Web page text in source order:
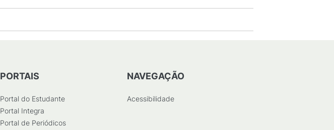
PORTAIS
Portal do Estudante
Portal Integra
Portal de Periódicos
NAVEGAÇÃO
Acessibilidade